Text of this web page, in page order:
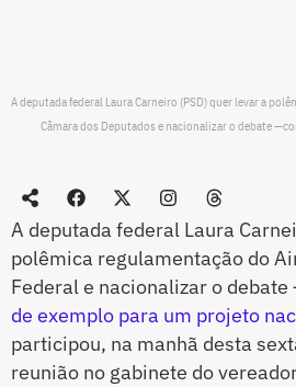
A deputada federal Laura Carneiro (PSD) quer levar a
Câmara dos Deputados e nacionalizar o debate
A deputada federal Laura
polêmica regulamentação do
Federal e nacionalizar o debate
de exemplo para um projeto
participou, na manhã desta
reunião no gabinete do